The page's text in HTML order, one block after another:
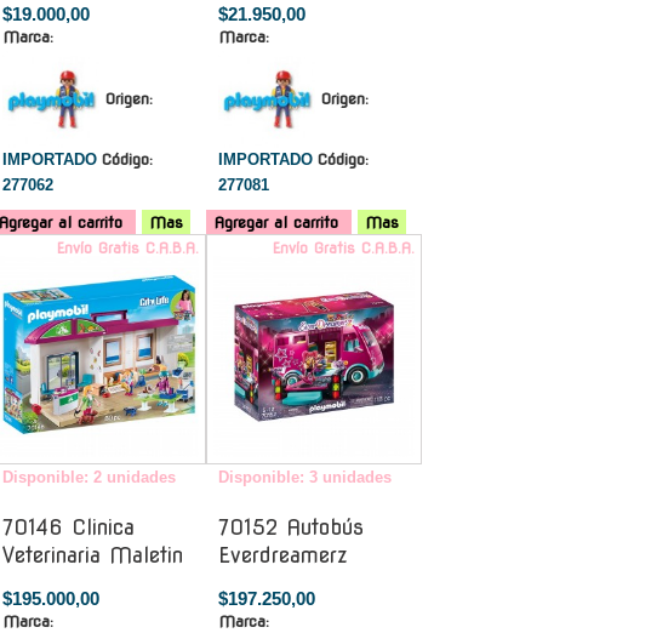
$19.000,00
Marca:
Origen:
IMPORTADO Código:
277062
Agregar al carrito Mas
$21.950,00
Marca:
Origen:
IMPORTADO Código:
277081
Agregar al carrito
Mas
Envío Gratis C.A.B.A.
Disponible: 2 unidades
70146 Clinica
Veterinaria Maletin
$195.000,00
Marca:
Envío Gratis C.A.B.A.
Disponible: 3 unidades
70152 Autobús
Everdreamerz
$197.250,00
Marca: